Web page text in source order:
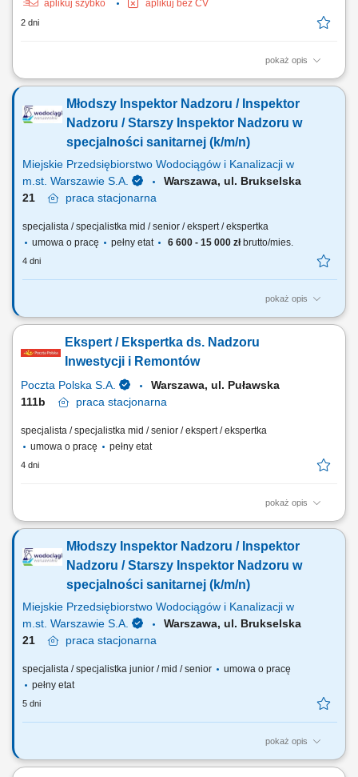
aplikuj szybko aplikuj bez CV
2 dni
pokaż opis
Zakres obowiązków: pełnienie nadzoru inwestorskiego nad robotami
zgodności prowadzonych prac z dokumentacją projektową,
obowiązującymi przepisami prawa budowlanego oraz normami
technicznymi; udział w odbiorach robót budowlanych...
Młodszy Inspektor Nadzoru / Inspektor
Nadzoru / Starszy Inspektor Nadzoru w
specjalności sanitarnej (k/m/n)
Miejskie Przedsiębiorstwo Wodociągów i Kanalizacji w
m.st. Warszawie S.A.
Warszawa, ul. Brukselska
21
praca stacjonarna
specjalista / specjalistka mid / senior / ekspert / ekspertka
umowa o pracę
pełny etat 6 600 - 15 000 złbrutto/mies.
4 dni
pokaż opis
Jakie będą Twoje obowiązki? kontrola wykonywania robót na budowie
obowiązującymi normami technicznymi oraz zasadami wiedzy
technicznej potwierdzenie faktycznie wykonanych robót sprawdzanie i
Ekspert / Ekspertka ds. Nadzoru
Inwestycji i Remontów
Poczta Polska S.A.
Warszawa, ul. Puławska
111b
praca stacjonarna
specjalista / specjalistka mid / senior / ekspert / ekspertka
umowa o pracę
pełny etat
4 dni
pokaż opis
Miejsce pracy: Warszawa ul. Puławska 111b Rodzaj zatrudnienia:
konstruowaniu rocznych i wieloletnich planów inwestycyjnych i
remontowych, techniczna ocena budynków i terenów wraz z
infrastrukturą w zakresie funkcjonowania i...
Młodszy Inspektor Nadzoru / Inspektor
Nadzoru / Starszy Inspektor Nadzoru w
specjalności sanitarnej (k/m/n)
Miejskie Przedsiębiorstwo Wodociągów i Kanalizacji w
m.st. Warszawie S.A.
Warszawa, ul. Brukselska
21
praca stacjonarna
specjalista / specjalistka junior / mid / senior
umowa o pracę
pełny etat
5 dni
pokaż opis
Jakie będą Twoje obowiązki? kontrola wykonywania robót na budowie